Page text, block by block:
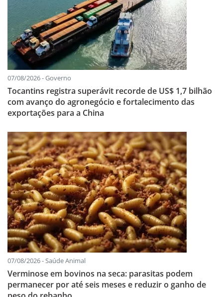
07/08/2026 - Governo
Tocantins registra superávit recorde de US$ 1,7 bilhão
com avanço do agronegócio e fortalecimento das
exportações para a China
07/08/2026 - Saúde Animal
Verminose em bovinos na seca: parasitas podem
permanecer por até seis meses e reduzir o ganho de